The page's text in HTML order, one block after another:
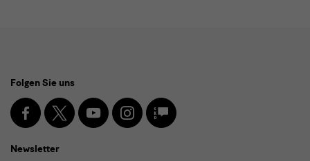
Media
und
Newsletter
Folgen Sie uns
Facebook
X YoutubeInstagramSKD
Blog
Newsletter